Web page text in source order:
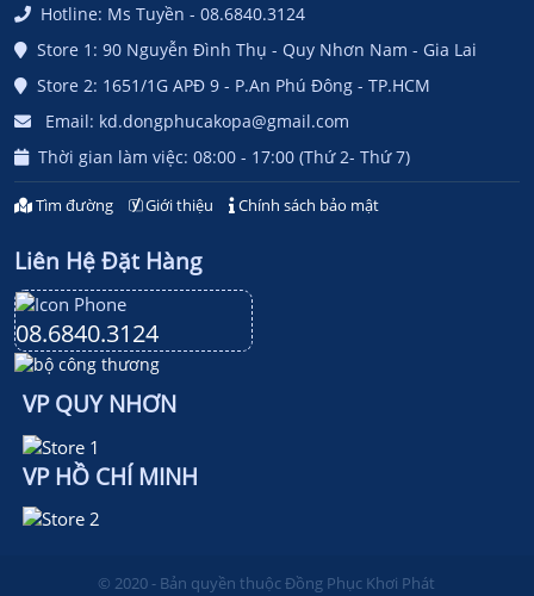
Hotline: Ms Tuyền - 08.6840.3124
Store 1: 90 Nguyễn Đình Thụ - Quy Nhơn Nam - Gia Lai
Store 2: 1651/1G APĐ 9 - P.An Phú Đông - TP.HCM
Email: kd.dongphucakopa@gmail.com
Thời gian làm việc: 08:00 - 17:00 (Thứ 2- Thứ 7)
Tìm đường Giới thiệu Chính sách bảo mật
Liên Hệ Đặt Hàng
08.6840.3124
VP QUY NHƠN
VP HỒ CHÍ MINH
© 2020 - Bản quyền thuộc Đồng Phục Khơi Phát